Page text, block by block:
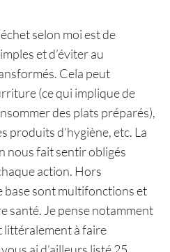
selon moi est de
et d’éviter au
Cela peut
(ce qui implique de
des plats préparés),
produits d’hygiène, etc. La
nous fait sentir obligés
action. Hors
base sont multifonctions et
santé. Je pense notamment
littéralement à faire